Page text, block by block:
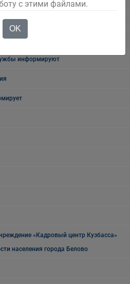
информируют
«Кадровый центр Кузбасса»
населения города Белово
с этими файлами.
OK